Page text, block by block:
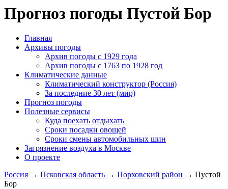
Прогноз погоды Пустой Бор
Главная
Архивы погоды
Архив погоды c 1929 года
Архив погоды c 1763 по 1928 год
Климатические данные
Климатический конструктор (Россия)
За последние 30 лет (мир)
Прогноз погоды
Полезные сервисы
Куда поехать отдыхать
Сроки посадки овощей
Сроки смены автомобильных шин
Загрязнение воздуха в Москве
О проекте
Россия → Псковская область → Порховский район → Пустой
Бор